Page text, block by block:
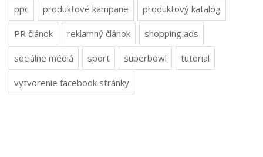
ppc produktové kampane produktový katalóg
PR článok reklamný článok shopping ads
sociálne médiá sport superbowl tutorial
vytvorenie facebook stránky